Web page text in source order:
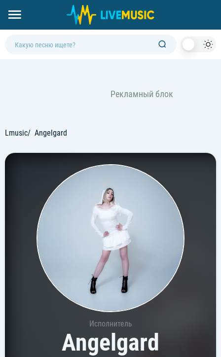
Lmusic Angelgard
Исполнитель
Angelgard